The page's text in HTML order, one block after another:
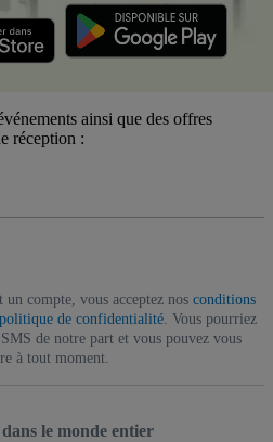
ainsi que des offres
réception :
compte, vous acceptez nos conditions
politique de confidentialité. Vous pourriez
de notre part et vous pouvez vous
à tout moment.
le monde entier